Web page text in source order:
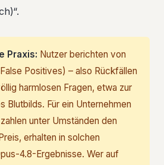
Praxis: Nutzer berichten von
Positives) – also Rückfällen
harmlosen Fragen, etwa zur
Blutbilds. Für ein Unternehmen
unter Umständen den
erhalten in solchen
4.8-Ergebnisse. Wer auf